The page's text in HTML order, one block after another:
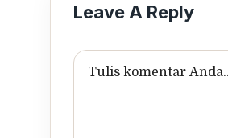
Leave A Reply